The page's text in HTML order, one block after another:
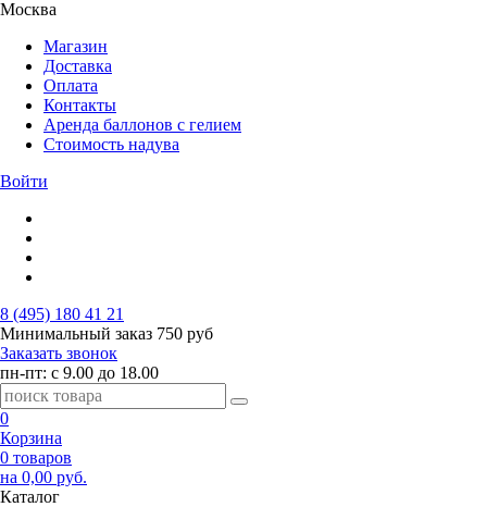
Москва
Магазин
Доставка
Оплата
Контакты
Аренда баллонов с гелием
Стоимость надува
Войти
8 (495) 180 41 21
Минимальный заказ 750 руб
Заказать звонок
пн-пт: с 9.00 до 18.00
0
Корзина
0 товаров
на 0,00 руб.
Каталог